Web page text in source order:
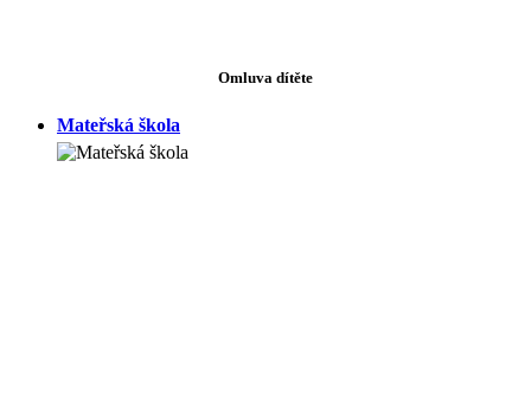
Omluva dítěte
Mateřská škola